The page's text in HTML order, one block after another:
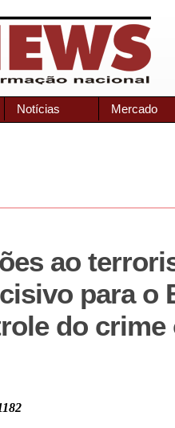
Notícias Mercado
ao
para o
do crime